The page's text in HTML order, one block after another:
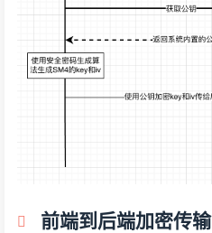
前端到后端加密传输